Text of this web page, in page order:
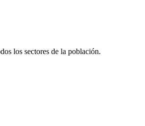
los sectores de la población.